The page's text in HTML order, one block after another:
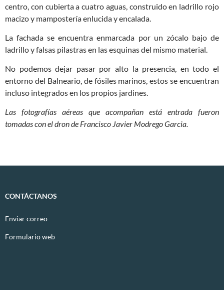
centro, con cubierta a cuatro aguas, construido en ladrillo rojo
macizo y mampostería enlucida y encalada.
La fachada se encuentra enmarcada por un zócalo bajo de
ladrillo y falsas pilastras en las esquinas del mismo material.
No podemos dejar pasar por alto la presencia, en todo el
entorno del Balneario, de fósiles marinos, estos se encuentran
incluso integrados en los propios jardines.
Las fotografías aéreas que acompañan está entrada fueron
tomadas con el dron de Francisco Javier Modrego Garcia.
CONTÁCTANOS
Enviar correo
Formulario web